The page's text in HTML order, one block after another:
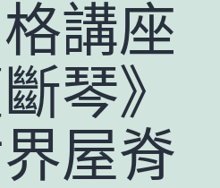
講座
琴》
屋脊